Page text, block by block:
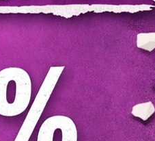
Partager
0